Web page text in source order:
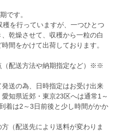
です。
を行っていますが、一つひとつ
乾燥させて、収穫から一粒の白
間をかけて出荷しております。
配送方法や納期指定など）※※
送の為、日時指定はお受け出来
知県近郊・東京23区へは通常1～
着は2～3日前後と少し時間がかか
（配送先により送料が変わりま